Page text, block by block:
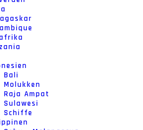
Bali
Molukken
Raja Ampat
Sulawesi
Schiffe